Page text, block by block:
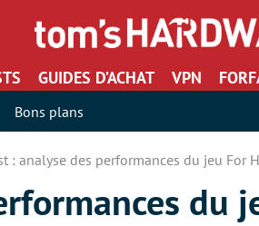
GUIDES D’ACHAT VPN
Bons plans
: analyse des performances du jeu For
du